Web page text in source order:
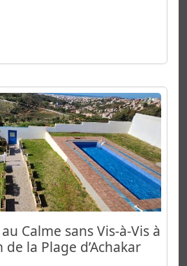
Calme sans Vis-à-Vis à
la Plage d’Achakar